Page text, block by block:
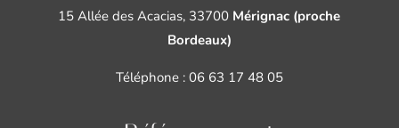
15 Allée des Acacias, 33700 Mérignac (proche
Bordeaux)
Téléphone :06 63 17 48 05